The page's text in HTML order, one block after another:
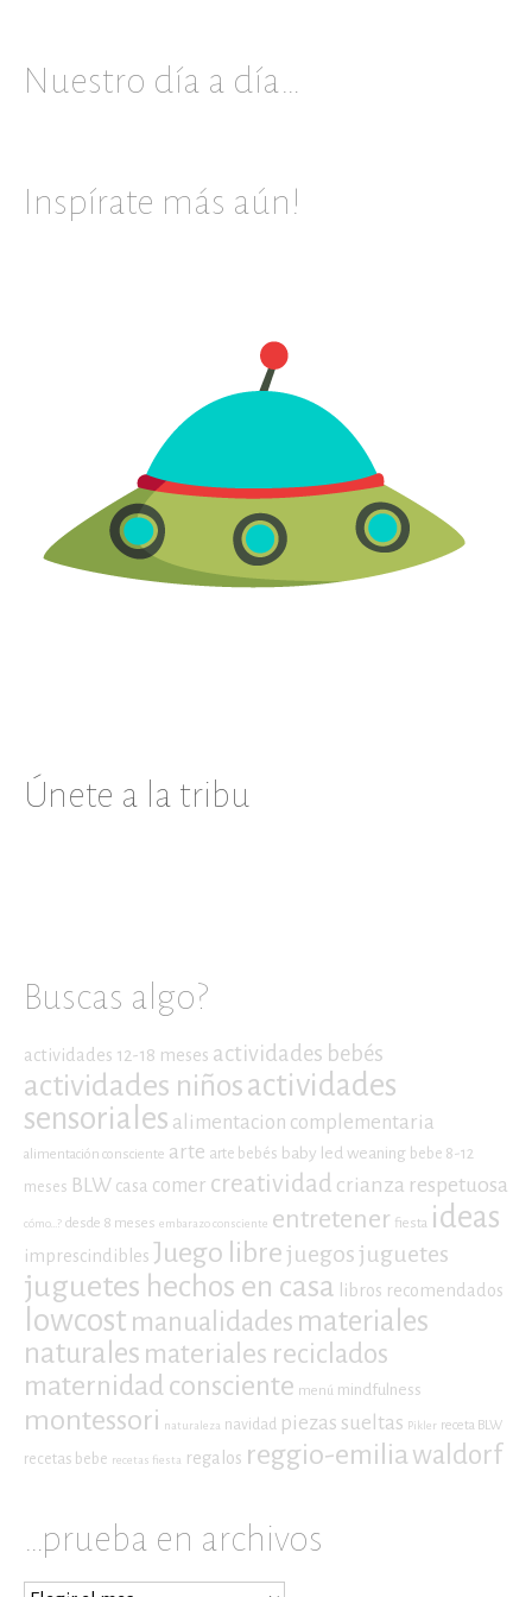
Nuestro día a día…
Inspírate más aún!
Únete a la tribu
Buscas algo?
actividades 12-18 meses actividades bebés
actividades niñosactividades
sensoriales alimentacion complementaria
alimentación consciente arte arte bebés baby led weaning bebe 8-12
meses BLW casa comer creatividad crianza respetuosa
cómo...? desde 8 meses embarazo consciente entretener fiesta ideas
imprescindibles Juego librejuegosjuguetes
juguetes hechos en casa libros recomendados
lowcost manualidades materiales
naturales materiales reciclados
maternidad consciente menú mindfulness
montessori naturaleza navidad piezas sueltas Pikler receta BLW
recetas bebe recetas fiesta regalos reggio-emilia waldorf
…prueba en archivos